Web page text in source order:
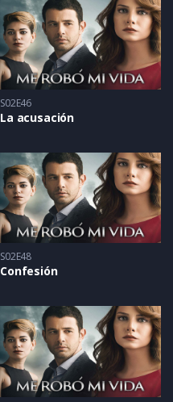
S02E46
La acusación
S02E48
Confesión